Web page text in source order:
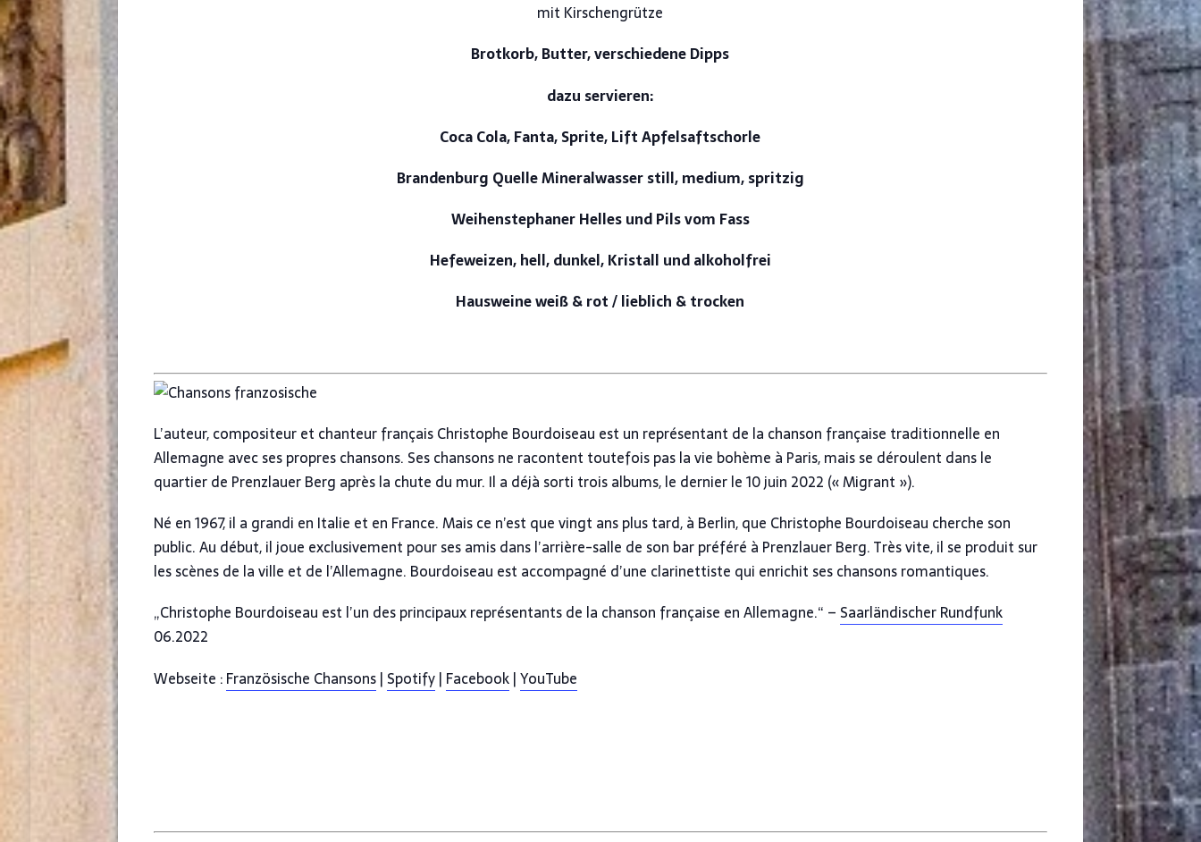
mit Kirschengrütze
Brotkorb, Butter, verschiedene Dipps
dazu servieren:
Coca Cola, Fanta, Sprite, Lift Apfelsaftschorle
Brandenburg Quelle Mineralwasser still, medium, spritzig
Weihenstephaner Helles und Pils vom Fass
Hefeweizen, hell, dunkel, Kristall und alkoholfrei
Hausweine weiß & rot / lieblich & trocken
L’auteur, compositeur et chanteur français Christophe Bourdoiseau est un représentant de la chanson française traditionnelle en
Allemagne avec ses propres chansons. Ses chansons ne racontent toutefois pas la vie bohème à Paris, mais se déroulent dans le
quartier de Prenzlauer Berg après la chute du mur. Il a déjà sorti trois albums, le dernier le 10 juin 2022 (« Migrant »).
Né en 1967, il a grandi en Italie et en France. Mais ce n’est que vingt ans plus tard, à Berlin, que Christophe Bourdoiseau cherche son
public. Au début, il joue exclusivement pour ses amis dans l’arrière-salle de son bar préféré à Prenzlauer Berg. Très vite, il se produit sur
les scènes de la ville et de l’Allemagne. Bourdoiseau est accompagné d’une clarinettiste qui enrichit ses chansons romantiques.
„Christophe Bourdoiseau est l’un des principaux représentants de la chanson française en Allemagne.“ – Saarländischer Rundfunk
06.2022
Webseite :Französische Chansons| Spotify| Facebook|YouTube